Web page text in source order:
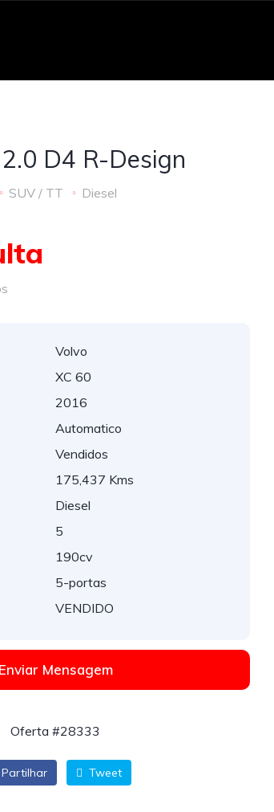
D4 R-Design
SUV / TT Diesel
Volvo
XC 60
2016
Automatico
Vendidos
175,437 Kms
Diesel
5
190cv
5-portas
VENDIDO
Enviar Mensagem
Oferta #28333
Partilhar Tweet